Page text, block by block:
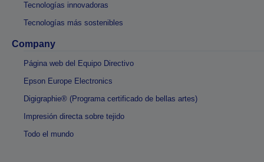
Tecnologías innovadoras
Tecnologías más sostenibles
Company
Página web del Equipo Directivo
Epson Europe Electronics
Digigraphie® (Programa certificado de bellas artes)
Impresión directa sobre tejido
Todo el mundo